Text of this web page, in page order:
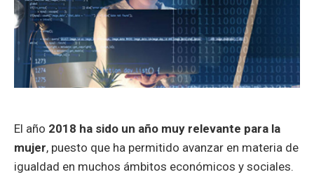
El año 2018 ha sido un año muy relevante para la
mujer, puesto que ha permitido avanzar en materia de
igualdad en muchos ámbitos económicos y sociales.